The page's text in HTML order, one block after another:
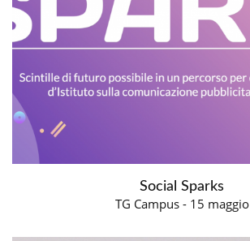
Social Sparks
TG Campus - 15 maggio